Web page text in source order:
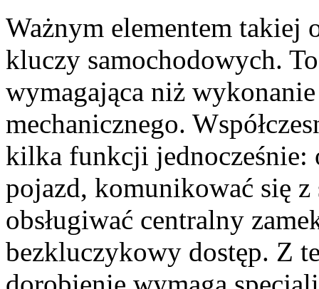
Ważnym elementem takiej
kluczy samochodowych.
wymagająca niż
mechanicznego.
kilka funkcji jednocześnie:
pojazd, komunikować się
obsługiwać centralny
bezkluczykowy dostęp. Z